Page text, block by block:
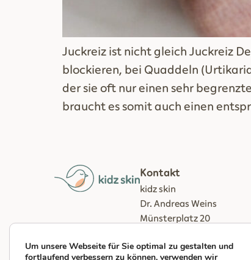
Juckreiz ist nicht gleich Juckreiz
blockieren, bei Quaddeln
der sie oft nur einen sehr
braucht es somit auch einen
Kontakt
kidz skin
Dr. Andreas Weins
Münsterplatz 20
praxis@kidz-skin.de
Um unsere Webseite für Sie optimal zu gestalten und
fortlaufend verbessern zu können, verwenden wir